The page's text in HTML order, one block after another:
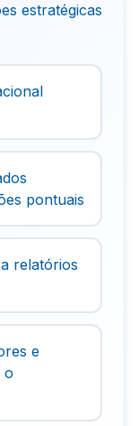
estratégicas
pontuais
relatórios
e
o